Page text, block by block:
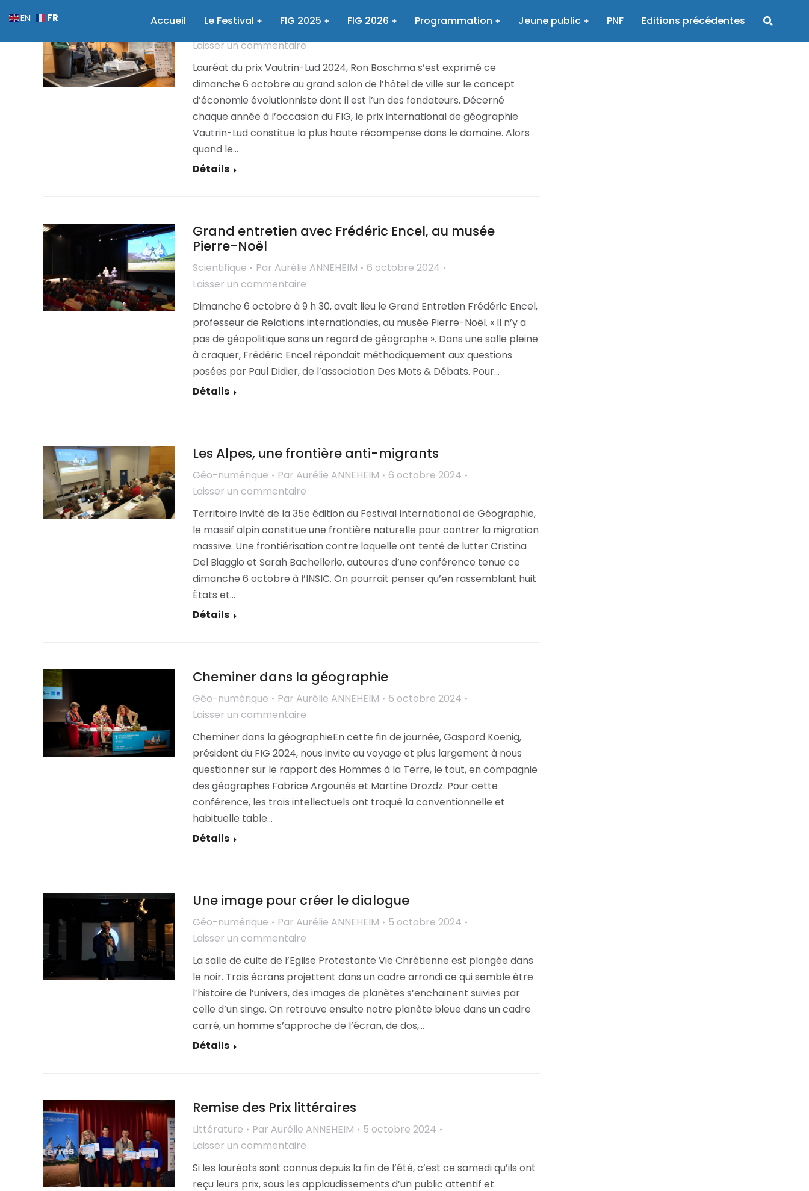
Accueil Le Festival FIG 2025 FIG 2026 Programmation Jeune public PNF Editions précédentes
6 octobre 2024
Laisser un commentaire
Lauréat du prix Vautrin-Lud 2024, Ron Boschma s’est exprimé ce
dimanche 6 octobre au grand salon de l’hôtel de ville sur le concept
d’économie évolutionniste dont il est l’un des fondateurs. Décerné
chaque année à l’occasion du FIG, le prix international de géographie
Vautrin-Lud constitue la plus haute récompense dans le domaine. Alors
quand le…
Détails
Grand entretien avec Frédéric Encel, au musée
Pierre-Noël
Scientifique Par Aurélie ANNEHEIM
6 octobre 2024
Laisser un commentaire
Dimanche 6 octobre à 9 h 30, avait lieu le Grand Entretien Frédéric Encel,
professeur de Relations internationales, au musée Pierre-Noël. « Il n’y a
pas de géopolitique sans un regard de géographe ». Dans une salle pleine
à craquer, Frédéric Encel répondait méthodiquement aux questions
posées par Paul Didier, de l’association Des Mots & Débats. Pour…
Détails
Les Alpes, une frontière anti-migrants
Géo-numérique Par Aurélie ANNEHEIM
6 octobre 2024
Laisser un commentaire
Territoire invité de la 35e édition du Festival International de Géographie,
le massif alpin constitue une frontière naturelle pour contrer la migration
massive. Une frontiérisation contre laquelle ont tenté de lutter Cristina
Del Biaggio et Sarah Bachellerie, auteures d’une conférence tenue ce
dimanche 6 octobre à l’INSIC. On pourrait penser qu’en rassemblant huit
États et…
Détails
Cheminer dans la géographie
Géo-numérique Par Aurélie ANNEHEIM
5 octobre 2024
Laisser un commentaire
Cheminer dans la géographieEn cette fin de journée, Gaspard Koenig,
président du FIG 2024, nous invite au voyage et plus largement à nous
questionner sur le rapport des Hommes à la Terre, le tout, en compagnie
des géographes Fabrice Argounès et Martine Drozdz. Pour cette
conférence, les trois intellectuels ont troqué la conventionnelle et
habituelle table…
Détails
Une image pour créer le dialogue
Géo-numérique Par Aurélie ANNEHEIM
5 octobre 2024
Laisser un commentaire
La salle de culte de l’Eglise Protestante Vie Chrétienne est plongée dans
le noir. Trois écrans projettent dans un cadre arrondi ce qui semble être
l’histoire de l’univers, des images de planètes s’enchainent suivies par
celle d’un singe. On retrouve ensuite notre planète bleue dans un cadre
carré, un homme s’approche de l’écran, de dos,…
Détails
Remise des Prix littéraires
Littérature Par Aurélie ANNEHEIM
5 octobre 2024
Laisser un commentaire
Si les lauréats sont connus depuis la fin de l’été, c’est ce samedi qu’ils ont
reçu leurs prix, sous les applaudissements d’un public attentif et
EN FR